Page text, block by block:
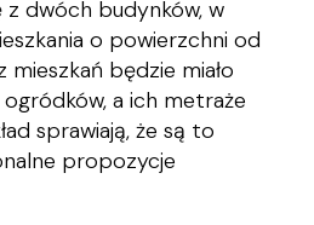
z dwóch budynków, w
o powierzchni od
będzie miało
a ich metraże
sprawiają, że są to
propozycje